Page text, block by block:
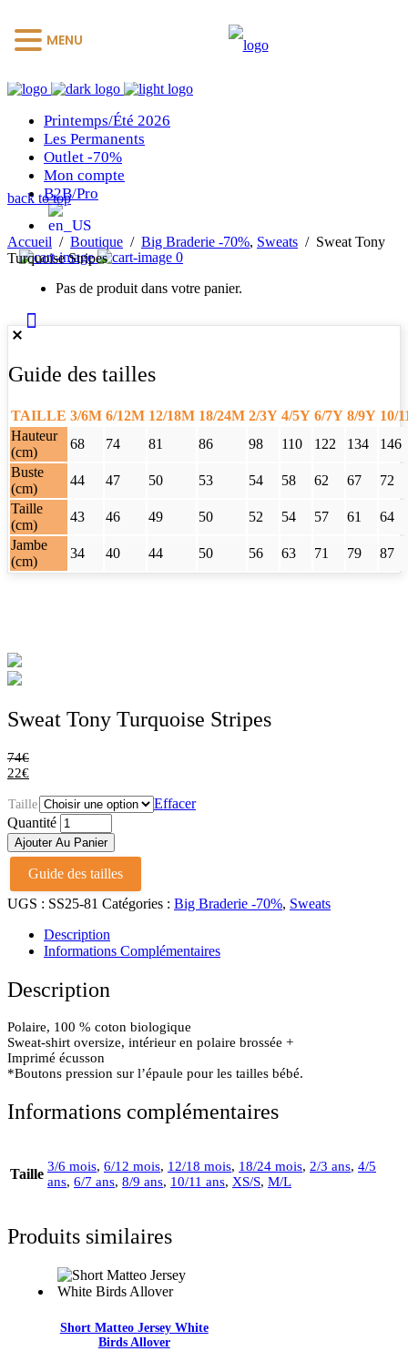
Printemps/Été 2026
Les Permanents
Outlet -70%
Mon compte
B2B/Pro
0
Pas de produit dans votre panier.
back to top
Accueil / Boutique / Big Braderie -70%, Sweats / Sweat Tony
Turquoise Stripes
Guide des tailles
TAILLE 3/6M 6/12M 12/18M 18/24M 2/3Y 4/5Y 6/7Y 8/9Y 10/
Hauteur
(cm)
68 74 81 86 98 110 122 134
146
Buste
(cm)
44 47 50 53 54 58 62 67
72
Taille
(cm)
43 46 49 50 52 54 57 61
64
Jambe
(cm)
34 40 44 50 56 63 71 79 87
Sweat Tony Turquoise Stripes
74€
22€
Taille Effacer
Sweat
Tony
Turquoise
Stripes
quantité
Quantité
Ajouter Au Panier
Guide des tailles
UGS : SS25-81 Catégories : Big Braderie -70%, Sweats
Description
Informations Complémentaires
Description
Polaire, 100 % coton biologique
Sweat-shirt oversize, intérieur en polaire brossée +
Imprimé écusson
*Boutons pression sur l’épaule pour les tailles bébé.
Informations complémentaires
Taille 3/6 mois, 6/12 mois, 12/18 mois, 18/24 mois, 2/3 ans, 4/5
ans, 6/7 ans, 8/9 ans, 10/11 ans, XS/S, M/L
Produits similaires
Short Matteo Jersey White
Birds Allover
MENU